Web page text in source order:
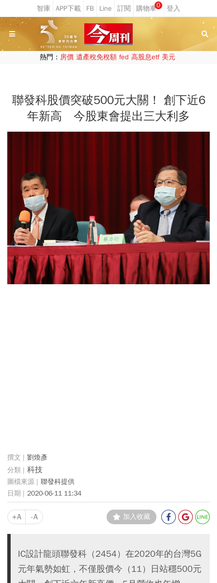
0
熱門： 房價 遺產稅免稅額 fed 高股息etf 美元
聯發科股價突破500元大關！ 創下近6
年新高 今股東會提出三大利多
劉煥彥
科技
聯發科提供
2020-06-11 11:34
+A -A 加入收藏
IC設計龍頭聯發科（2454）在2020年的台灣5G
元年氣勢如虹，不僅股價今（11）日站穩500元